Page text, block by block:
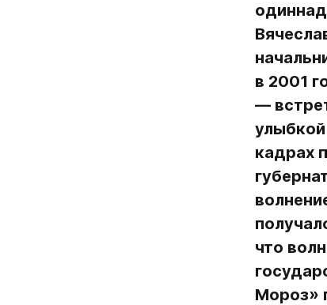
в 2001
—
кадрах
что
Мороз»